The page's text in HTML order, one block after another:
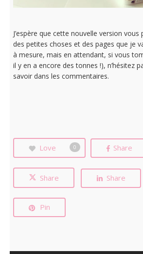
J’espère que cette nouvelle version vous
des petites choses et des pages que je
à mesure, mais en attendant, si vous
il y en a encore des tonnes !), n’hésitez
savoir dans les commentaires.
Love 0 Share
Share Share
Pin